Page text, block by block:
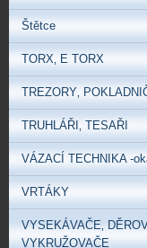
Štětce
TORX‚ E TORX
TREZORY‚
TRUHLÁŘI‚ TESAŘI
VÁZACÍ TECHNIKA -
VRTÁKY
VYSEKÁVAČE‚
VYKRUŽOVAČE